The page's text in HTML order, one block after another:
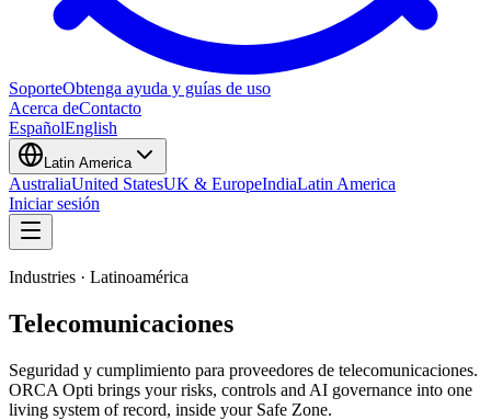
SoporteObtenga ayuda y guías de uso
Acerca deContacto
EspañolEnglish
Latin America
AustraliaUnited StatesUK & EuropeIndiaLatin America
Iniciar sesión
Industries · Latinoamérica
Telecomunicaciones
Seguridad y cumplimiento para proveedores de telecomunicaciones.
ORCA Opti brings your risks, controls and AI governance into one
living system of record, inside your Safe Zone.